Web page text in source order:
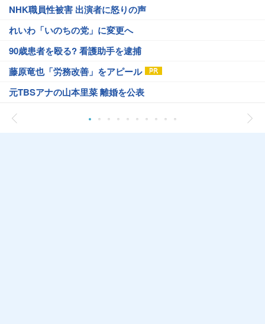
NHK職員性被害 出演者に怒りの声
れいわ「いのちの党」に変更へ
90歳患者を殴る? 看護助手を逮捕
藤原竜也「労務改善」をアピール
元TBSアナの山本里菜 離婚を公表